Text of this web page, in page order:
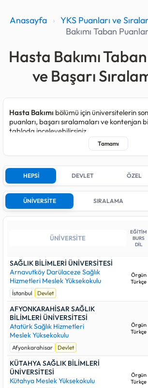
Anasayfa › YKS Puanları ve
Bakımı Taban
Hasta Bakımı
ve Başarı
Hasta Bakımı bölümü için üniversitelerin
puanları, başarı sıralamaları ve kontenjan
tabloda inceleyebilirsiniz.
Hasta Bakımı programı kapsamında 2025
kontenjan açılmıştır.
Son yerleştirmelerde bu bölüm için
Devlet üniversitesi bulunmaktadır.
Devlet üniversiteleri arasında 2025 yılındaki
BİLİMLERİ ÜNİVERSİTESİ (İstanbul)
yüksek sıralama sayısı (en son yerleşen
sırasıyla KÜTAHYA SAĞLIK BİLİMLERİ
Aşağıdaki üniversitelerden beğendiklerinizi
alabilirsiniz. Whatsapp, telegram v.b
istediklerinize listenizi gönderdiğinizde
görebilirler.
HEPSİ DEVLET ÖZEL
ÜNİVERSİTE SIRALAMA
EĞİTİM
BURS
DİL
SAĞLIK BİLİMLERİ ÜNİVERSİTESİ
Arnavutköy Darülaceze Sağlık
Hizmetleri Meslek Yüksekokulu
İstanbul Devlet
Örgün
Türkçe
AFYONKARAHİSAR SAĞLIK
BİLİMLERİ ÜNİVERSİTESİ
Atatürk Sağlık Hizmetleri
Meslek Yüksekokulu
Afyonkarahisar Devlet
Örgün
Türkçe
KÜTAHYA SAĞLIK BİLİMLERİ
ÜNİVERSİTESİ
Kütahya Meslek Yüksekokulu
Örgün
Türkçe